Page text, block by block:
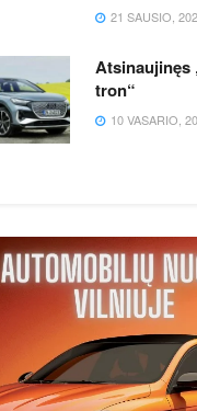
21 SAUSIO,
Atsinaujinęs
tron“
10 VASARIO,